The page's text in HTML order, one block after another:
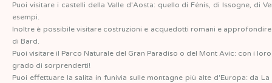
Puoi visitare i castelli della Valle d'Aosta: quello di Fénis, di Issogne, di
esempi.
Inoltre è possibile visitare costruzioni e acquedotti romani e
di Bard.
Puoi visitare il Parco Naturale del Gran Paradiso o del Mont Avic: con i
grado di sorprenderti!
Puoi effettuare la salita in funivia sulle montagne più alte d'Europa: da